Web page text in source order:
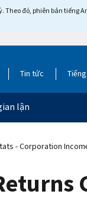
đó, phiên bản tiếng
Tin tức
lận
- Corporation